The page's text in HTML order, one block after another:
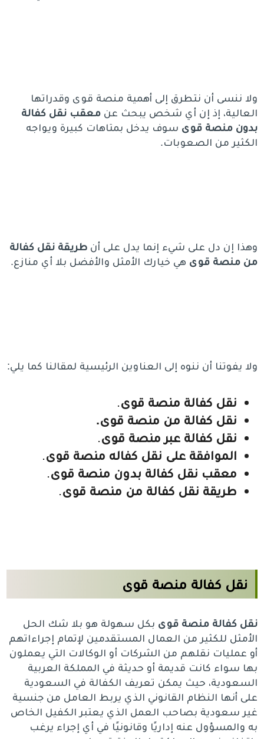
ولا ننسى أن نتطرق إلى أهمية منصة قوى وقدراتها
العالية، إذ إن أي شخص يبحث عنمعقب نقل كفالة
بدون منصة قوى سوف يدخل بمتاهات كبيرة ويواجه
الكثير من الصعوبات.
وهذا إن دل على شيء إنما يدل على أنطريقة نقل كفالة
من منصة قوى هي خيارك الأمثل والأفضل بلا أي منازع.
ولا يفوتنا أن ننوه إلى العناوين الرئيسية لمقالنا كما يلي:
نقل كفالة منصة قوى.
نقل كفالة من منصة قوى.
نقل كفالة عبر منصة قوى.
الموافقة على نقل كفاله منصة قوى.
معقب نقل كفالة بدون منصة قوى.
طريقة نقل كفالة من منصة قوى.
نقل كفالة منصة قوى
نقل كفالة منصة قوى بكل سهولة هو بلا شك الحل
الأمثل للكثير من العمال المستقدمين لإتمام إجراءاتهم
أو عمليات نقلهم من الشركات أو الوكالات التي يعملون
بها سواء كانت قديمة أو حديثة في المملكة العربية
السعودية، حيث يمكن تعريف الكفالة في السعودية
على أنها النظام القانوني الذي يربط العامل من جنسية
غير سعودية بصاحب العمل الذي يعتبر الكفيل الخاص
به والمسؤول عنه إداريًا وقانونيًا في أي إجراء يرغب